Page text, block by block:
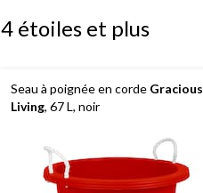
4 étoiles et plus
Seau à poignée en corde Gracious
Living, 67 L, noir